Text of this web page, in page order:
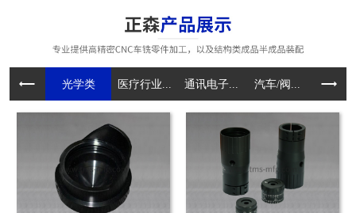
光学类 医疗行业... 通讯电子... 汽车/阀... 电动工